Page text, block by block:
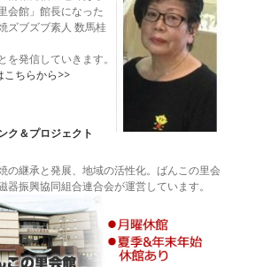
会館」館長になった
ズブズブ素人 数馬桂
を発信していきます。
ちらから>>
ク＆プロジェクト
の継承と発展、地域の活性化。ばんこの里会
器振興協同組合連合会が運営しています。